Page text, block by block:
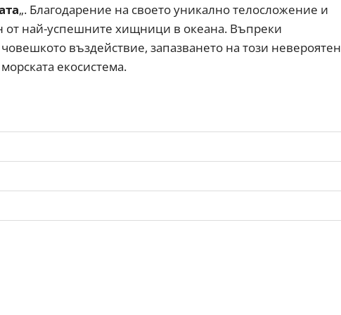
„. Благодарение на своето уникално телосложение и
от най-успешните хищници в океана. Въпреки
въздействие, запазването на този невероятен
екосистема.